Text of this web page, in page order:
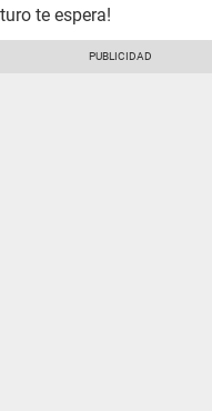
te espera!